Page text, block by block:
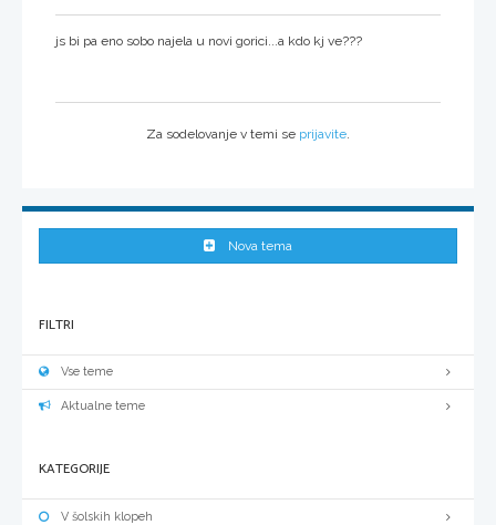
js bi pa eno sobo najela u novi gorici...a kdo kj ve???
Za sodelovanje v temi se prijavite
Nova tema
FILTRI
Vse teme
Aktualne teme
KATEGORIJE
V šolskih klopeh